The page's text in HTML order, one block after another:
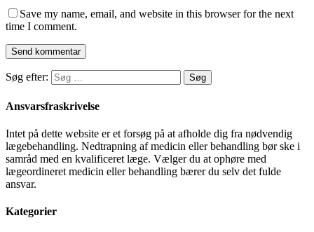
Save my name, email, and website in this browser for the next
time I comment.
Søg efter:
Ansvarsfraskrivelse
Intet på dette website er et forsøg på at afholde dig fra nødvendig
lægebehandling. Nedtrapning af medicin eller behandling bør ske i
samråd med en kvalificeret læge. Vælger du at ophøre med
lægeordineret medicin eller behandling bærer du selv det fulde
ansvar.
Kategorier